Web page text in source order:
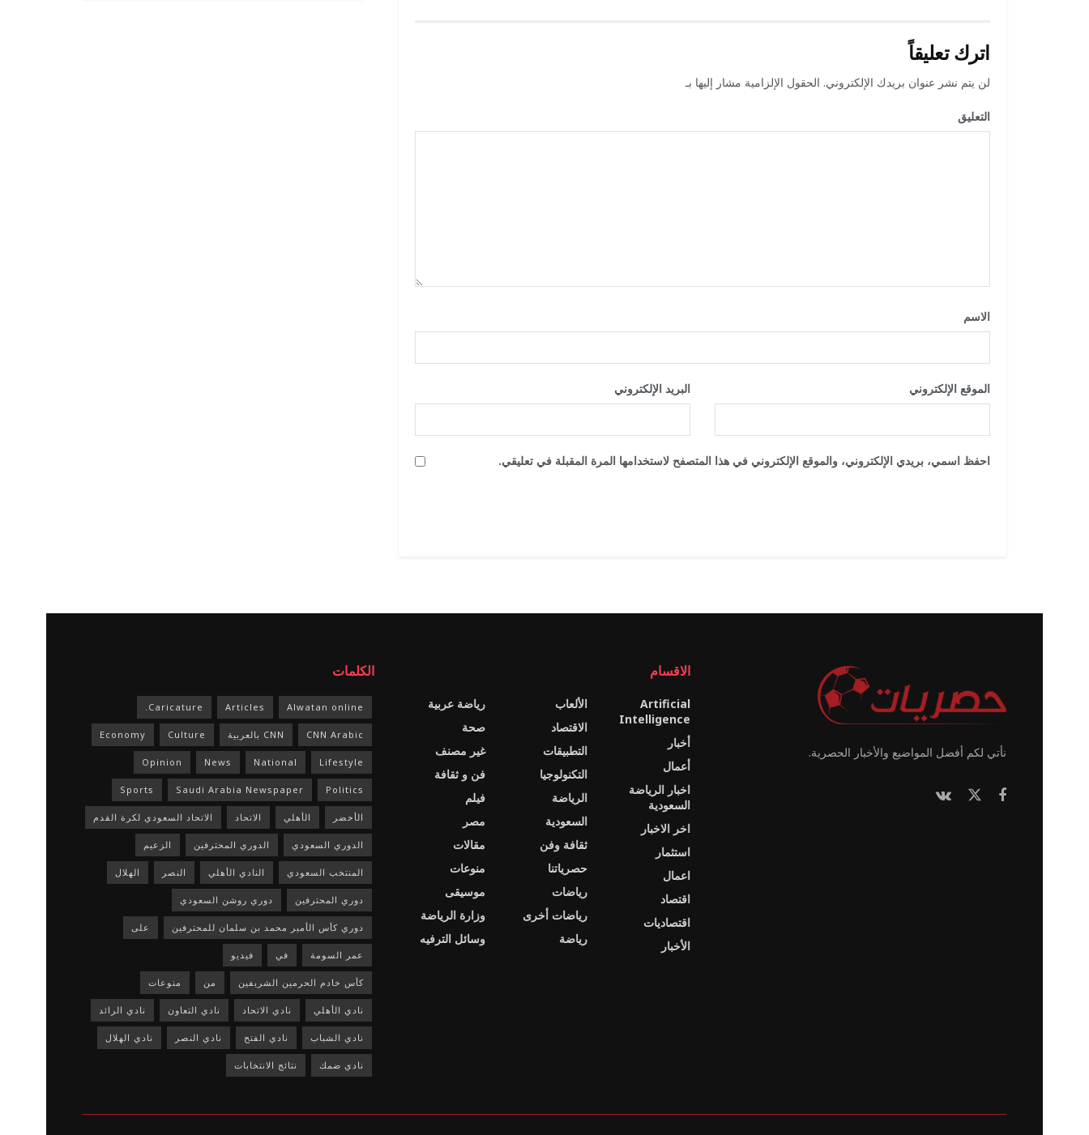
اترك تعليقاً
لن يتم نشر عنوان بريدك الإلكتروني. الحقول الإلزامية مشار إليها بـ
التعليق
الاسم
البريد الإلكتروني الموقع الإلكتروني
احفظ اسمي، بريدي الإلكتروني، والموقع الإلكتروني في هذا المتصفح لاستخدامها المرة المقبلة في تعليقي.
نأتي لكم أفضل المواضيع والأخبار الحصرية.
الاقسام
Artificial
Intelligence
أخبار
أعمال
اخبار الرياضة
السعودية
اخر الاخبار
استثمار
اعمال
اقتصاد
اقتصاديات
الأخبار
الألعاب
الاقتصاد
التطبيقات
التكنولوجيا
الرياضة
السعودية
ثقافة وفن
حصرياتنا
رياضات
رياضات أخرى
رياضة
رياضة عربية
صحة
غير مصنف
فن و ثقافة
فيلم
مصر
مقالات
منوعات
موسيقى
وزارة الرياضة
وسائل الترفيه
الكلمات
Alwatan online
Articles
Caricature.
CNN Arabic CNN بالعربية Culture
Economy
Lifestyle
National
News
Opinion
Politics
Saudi Arabia Newspaper
Sports
الأخضر الأهلي الاتحاد الاتحاد السعودي لكرة القدم
الدوري السعودي الدوري المحترفين الزعيم
المنتخب السعودي النادي الأهلي النصر الهلال
دوري المحترفين دوري روشن السعودي
دوري كأس الأمير محمد بن سلمان للمحترفين على
عمر السومة في فيديو
كأس خادم الحرمين الشريفين من منوعات
نادي الأهلي نادي الاتحاد نادي التعاون نادي الرائد
نادي الشباب نادي الفتح نادي النصر نادي الهلال
نادي ضمك نتائج الانتخابات